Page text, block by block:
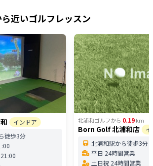
ら近いゴルフレッスン
インドア
徒歩3分
北浦和ゴルフから 0.19km
Born Golf 北浦和店
北浦和駅から徒歩3分
平日 24時間営業
土日祝 24時間営業